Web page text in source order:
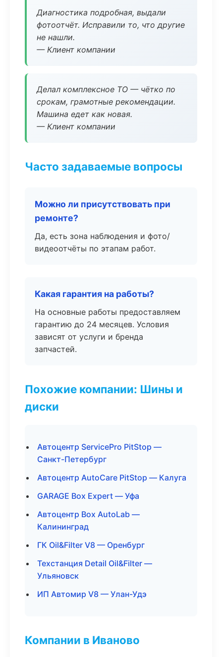
Диагностика подробная, выдали
фотоотчёт. Исправили то, что другие
не нашли.
— Клиент компании
Делал комплексное ТО — чётко по
срокам, грамотные рекомендации.
Машина едет как новая.
— Клиент компании
Часто задаваемые вопросы
Можно ли присутствовать при
ремонте?
Да, есть зона наблюдения и фото/
видеоотчёты по этапам работ.
Какая гарантия на работы?
На основные работы предоставляем
гарантию до 24 месяцев. Условия
зависят от услуги и бренда
запчастей.
Похожие компании: Шины и
диски
Автоцентр ServicePro PitStop —
Санкт-Петербург
Автоцентр AutoCare PitStop — Калуга
GARAGE Box Expert — Уфа
Автоцентр Box AutoLab —
Калининград
ГК Oil&Filter V8 — Оренбург
Техстанция Detail Oil&Filter —
Ульяновск
ИП Автомир V8 — Улан-Удэ
Компании в Иваново